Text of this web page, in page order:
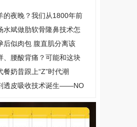
的夜晚？我们从1800年前
水斌做肋软骨隆鼻技术怎
后似肉包 腹直肌分离该
、腰酸背痛？可能和这块
餐奶昔跟上“Z”时代潮
透皮吸收技术诞生——NO